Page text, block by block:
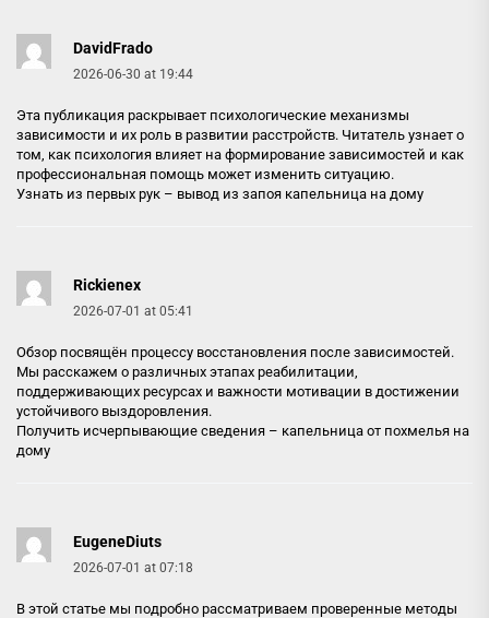
DavidFrado
2026-06-30 at 19:44
Эта публикация раскрывает психологические механизмы
зависимости и их роль в развитии расстройств. Читатель узнает о
том, как психология влияет на формирование зависимостей и как
профессиональная помощь может изменить ситуацию.
Узнать из первых рук – вывод из запоя капельница на дому
Rickienex
2026-07-01 at 05:41
Обзор посвящён процессу восстановления после зависимостей.
Мы расскажем о различных этапах реабилитации,
поддерживающих ресурсах и важности мотивации в достижении
устойчивого выздоровления.
Получить исчерпывающие сведения – капельница от похмелья на
дому
EugeneDiuts
2026-07-01 at 07:18
В этой статье мы подробно рассматриваем проверенные методы